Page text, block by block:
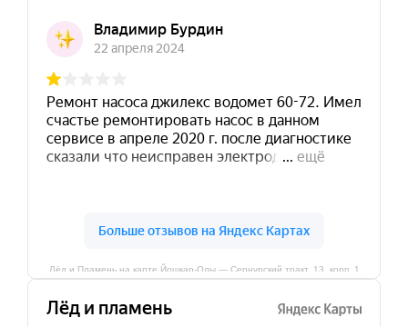
Лёд и Пламень на карте Йошкар‑Олы — Сернурский тракт, 13, корп. 1